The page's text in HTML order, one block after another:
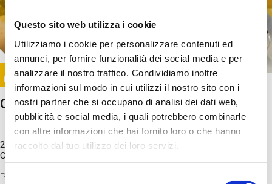
Questo sito web utilizza i cookie
Utilizziamo i cookie per personalizzare contenuti ed
annunci, per fornire funzionalità dei social media e per
analizzare il nostro traffico. Condividiamo inoltre
informazioni sul modo in cui utilizzi il nostro sito con i
nostri partner che si occupano di analisi dei dati web,
pubblicità e social media, i quali potrebbero combinarle
con altre informazioni che hai fornito loro o che hanno
raccolto dal tuo utilizzo dei loro servizi.
Selezione
Image
SUNDAY@STEP
Come funziona il cervello?
Laboratorio
20 Set 2026 / 11:15 - 13:00
Costo
Proveremo a costruire un cervello in cartoncino cercando di